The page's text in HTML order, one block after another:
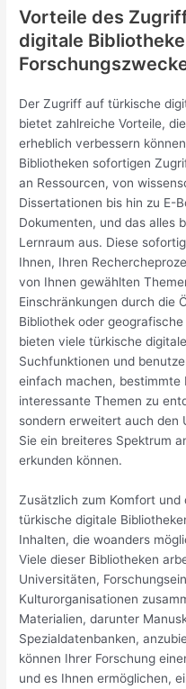
Vorteile des
digitale
Der Zugriff auf türkische
bietet zahlreiche Vorteile,
erheblich verbessern
Bibliotheken sofortigen
an Ressourcen, von
Dissertationen bis hin zu E-
Dokumenten, und das alles
Lernraum aus. Diese
Ihnen, Ihren
von Ihnen gewählten
Einschränkungen durch die
Bibliothek oder
bieten viele türkische
Suchfunktionen und
einfach machen, bestimmte
interessante Themen zu
sondern erweitert auch den
Sie ein breiteres Spektrum
erkunden können.
Zusätzlich zum Komfort und
türkische digitale
Inhalten, die woanders
Viele dieser Bibliotheken
Universitäten,
Kulturorganisationen
Materialien, darunter
Spezialdatenbanken,
können Ihrer Forschung
und es Ihnen ermöglichen,